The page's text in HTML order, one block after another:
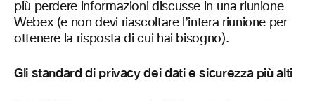
più perdere informazioni discusse in una riunione
Webex (e non devi riascoltare l’intera riunione per
ottenere la risposta di cui hai bisogno).
Gli standard di privacy dei dati e sicurezza più alti